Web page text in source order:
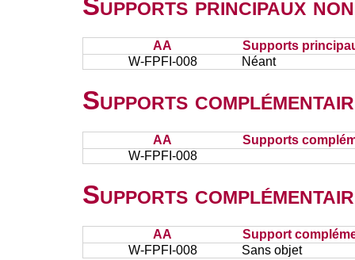
Supports principaux
AA
Supports
W-FPFI-008
Néant
Supports
AA
Supports
W-FPFI-008
Supports
AA
Support
W-FPFI-008
Sans objet